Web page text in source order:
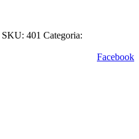
SKU: 401 Categoria:
Facebook